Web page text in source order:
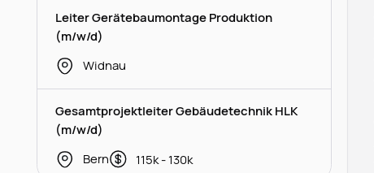
Leiter Gerätebaumontage Produktion
(m/w/d)
Widnau
Gesamtprojektleiter Gebäudetechnik HLK
(m/w/d)
Bern
115k - 130k